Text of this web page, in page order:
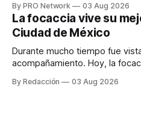
para los textos, alguien que
para encontrar prospectos, un
llamadas y mensajes, y —con
By PRO Network 03 Aug 2026
La focaccia vive su
Ciudad de México
Durante mucho tiempo fue
acompañamiento. Hoy, la
artesanal, ingredientes de
By Redacción 03 Aug 2026